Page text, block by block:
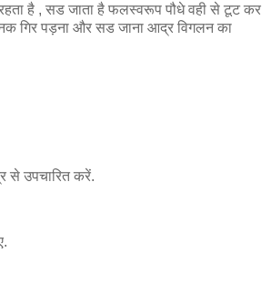
है , सड जाता है फलस्वरूप पौधे वही से टूट कर
गिर पड़ना और सड जाना आद्र विगलन का
से उपचारित करें.